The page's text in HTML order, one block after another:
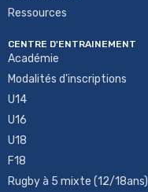
Ressources
CENTRE D'ENTRAINEMENT
Académie
Modalités d'inscriptions
U14
U16
U18
F18
Rugby à 5 mixte (12/18ans)